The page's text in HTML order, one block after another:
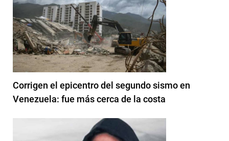
Corrigen el epicentro del segundo sismo en
Venezuela: fue más cerca de la costa